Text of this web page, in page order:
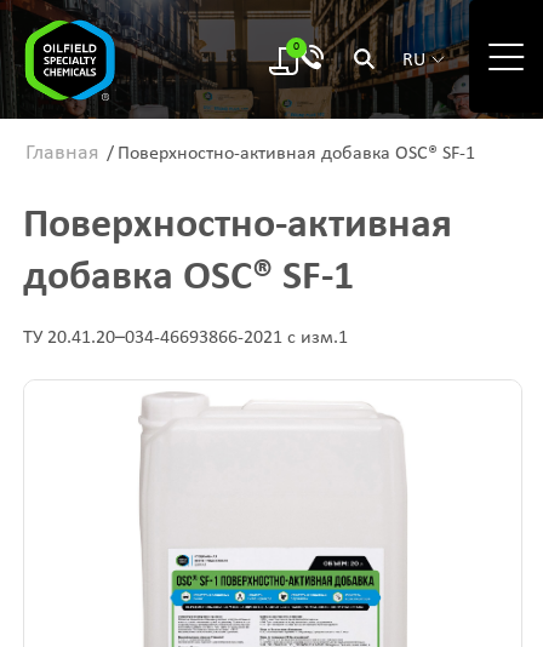
0
RU
Главная / Поверхностно-активная добавка OSC® SF-1
Поверхностно-активная
добавка OSC® SF-1
ТУ 20.41.20–034-46693866-2021 с изм.1